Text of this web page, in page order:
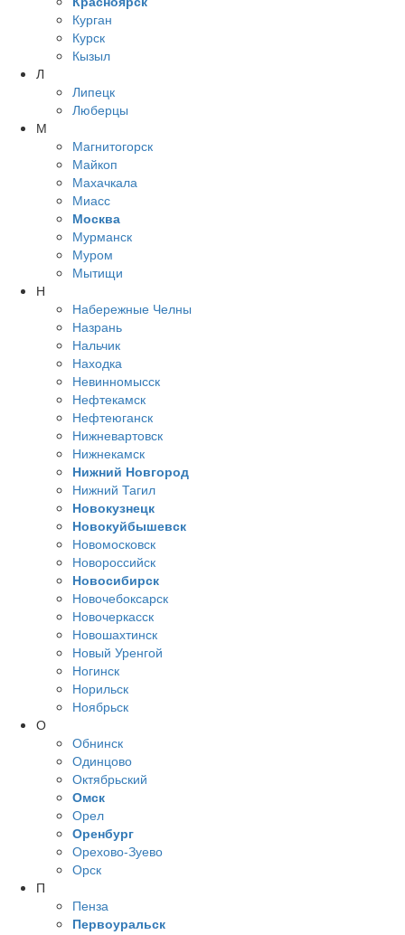
Курган
Курск
Кызыл
Л
Липецк
Люберцы
М
Магнитогорск
Майкоп
Махачкала
Миасс
Москва
Мурманск
Муром
Мытищи
Н
Набережные Челны
Назрань
Нальчик
Находка
Невинномысск
Нефтекамск
Нефтеюганск
Нижневартовск
Нижнекамск
Нижний Новгород
Нижний Тагил
Новокузнецк
Новокуйбышевск
Новомосковск
Новороссийск
Новосибирск
Новочебоксарск
Новочеркасск
Новошахтинск
Новый Уренгой
Ногинск
Норильск
Ноябрьск
О
Обнинск
Одинцово
Октябрьский
Омск
Орел
Оренбург
Орехово-Зуево
Орск
П
Пенза
Первоуральск